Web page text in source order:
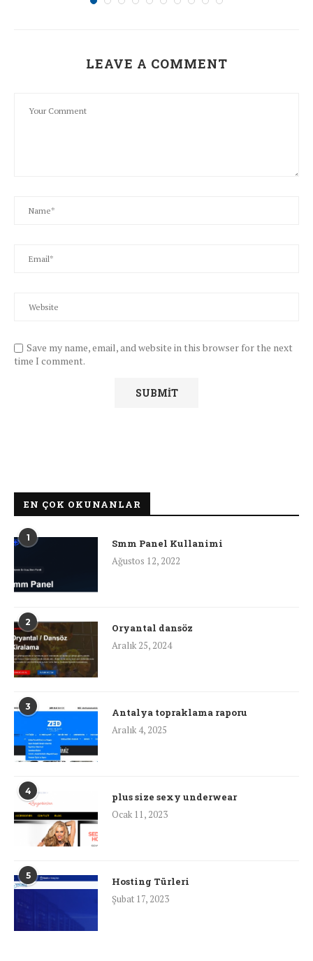
LEAVE A COMMENT
Save my name, email, and website in this browser for the next
time I comment.
EN ÇOK OKUNANLAR
1
Smm Panel Kullanimi
Ağustos 12, 2022
2
Oryantal dansöz
Aralık 25, 2024
3
Antalya topraklama raporu
Aralık 4, 2025
4
plus size sexy underwear
Ocak 11, 2023
5
Hosting Türleri
Şubat 17, 2023